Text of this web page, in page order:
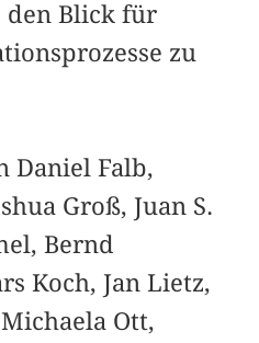
den Blick für
zu
Daniel Falb,
Groß, Juan S.
Bernd
Koch, Jan Lietz,
Ott,